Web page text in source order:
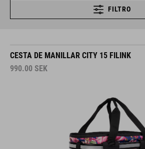
FILTRO
CESTA DE MANILLAR CITY 15 FILINK
990.00 SEK